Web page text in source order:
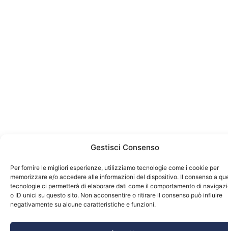
Gestisci Consenso
Per fornire le migliori esperienze, utilizziamo tecnologie come i cookie per
memorizzare e/o accedere alle informazioni del dispositivo. Il consenso a
tecnologie ci permetterà di elaborare dati come il comportamento di
o ID unici su questo sito. Non acconsentire o ritirare il consenso può influire
negativamente su alcune caratteristiche e funzioni.